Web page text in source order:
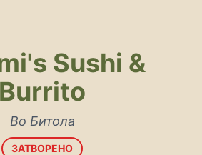
Sushi &
Burrito
Во Битола
ЗАТВОРЕНО